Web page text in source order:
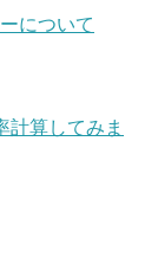
について
計算してみま